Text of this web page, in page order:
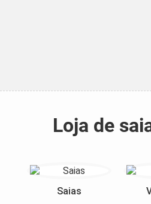
Loja de
Saias